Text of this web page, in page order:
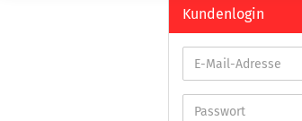
Kundenlogin